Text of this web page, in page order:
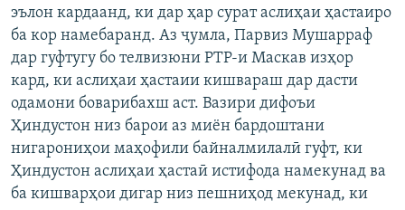
эълон кардаанд, ки дар ҳар сурат аслиҳаи ҳастаиро
ба кор намебаранд. Аз ҷумла, Парвиз Мушарраф
дар гуфтугу бо телвизюни РТР-и Маскав изҳор
кард, ки аслиҳаи ҳастаии кишвараш дар дасти
одамони боварибахш аст. Вазири дифоъи
Ҳиндустон низ барои аз миён бардоштани
нигарониҳои маҳофили байналмилалӣ гуфт, ки
Ҳиндустон аслиҳаи ҳастаӣ истифода намекунад ва
ба кишварҳои дигар низ пешниҳод мекунад, ки